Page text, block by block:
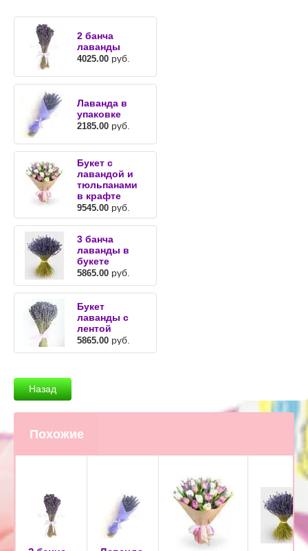
2 банча
лаванды
4025.00 руб.
Лаванда в
упаковке
2185.00 руб.
Букет с
лавандой и
тюльпанами
в крафте
9545.00 руб.
3 банча
лаванды в
букете
5865.00 руб.
Букет
лаванды с
лентой
5865.00 руб.
Назад
Похожие